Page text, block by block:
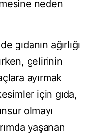
neden
gıdanın ağırlığı
gelirinin
çlara ayırmak
için gıda,
olmayı
ımda yaşanan